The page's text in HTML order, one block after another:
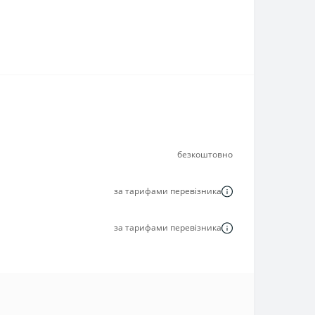
безкоштовно
за тарифами перевізника
за тарифами перевізника